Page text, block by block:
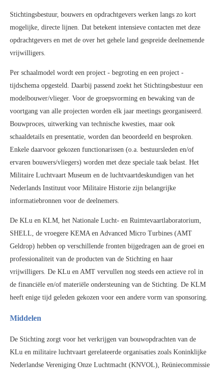
Stichtingsbestuur, bouwers en opdrachtgevers werken langs zo kort
mogelijke, directe lijnen. Dat betekent intensieve contacten met deze
opdrachtgevers en met de over het gehele land gespreide deelnemende
vrijwilligers.
Per schaalmodel wordt een project - begroting en een project -
tijdschema opgesteld. Daarbij passend zoekt het Stichtingsbestuur een
modelbouwer/vlieger. Voor de groepsvorming en bewaking van de
voortgang van alle projecten worden elk jaar meetings georganiseerd.
Bouwproces, uitwerking van technische kwesties, maar ook
schaaldetails en presentatie, worden dan beoordeeld en besproken.
Enkele daarvoor gekozen functionarissen (o.a. bestuursleden en/of
ervaren bouwers/vliegers) worden met deze speciale taak belast. Het
Militaire Luchtvaart Museum en de luchtvaartdeskundigen van het
Nederlands Instituut voor Militaire Historie zijn belangrijke
informatiebronnen voor de deelnemers.
De KLu en KLM, het Nationale Lucht- en Ruimtevaartlaboratorium,
SHELL, de vroegere KEMA en Advanced Micro Turbines (AMT
Geldrop) hebben op verschillende fronten bijgedragen aan de groei en
professionaliteit van de producten van de Stichting en haar
vrijwilligers. De KLu en AMT vervullen nog steeds een actieve rol in
de financiële en/of materiële ondersteuning van de Stichting. De KLM
heeft enige tijd geleden gekozen voor een andere vorm van sponsoring.
Middelen
De Stichting zorgt voor het verkrijgen van bouwopdrachten van de
KLu en militaire luchtvaart gerelateerde organisaties zoals Koninklijke
Nederlandse Vereniging Onze Luchtmacht (KNVOL), Reüniecommissie